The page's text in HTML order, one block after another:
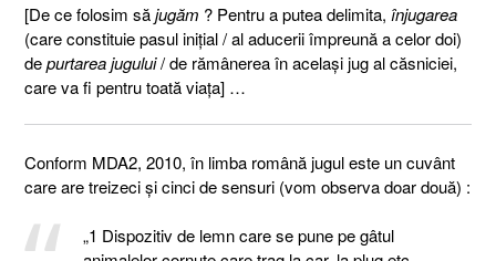
[De ce folosim săjugăm ? Pentru a putea delimita, înjugarea
(care constituie pasul iniţial / al aducerii împreună a celor doi)
depurtarea jugului/ de rămânerea în acelaşi jug al căsniciei,
care va fi pentru toată viaţa] …
Conform MDA2, 2010, în limba română jugul este un cuvânt
care are treizeci şi cinci de sensuri (vom observa doar două) :
„1 Dispozitiv de lemn care se pune pe gâtul